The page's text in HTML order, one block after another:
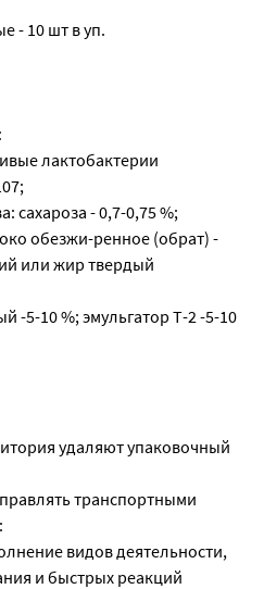
- 10 шт в уп.
лактобактерии
сахароза - 0,7-0,75 %;
обезжи-ренное (обрат) -
или жир твердый
-5-10 %; эмульгатор Т-2 -5-10
удаляют упаковочный
транспортными
видов деятельности,
и быстрых реакций